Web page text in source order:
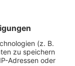
eine 33-